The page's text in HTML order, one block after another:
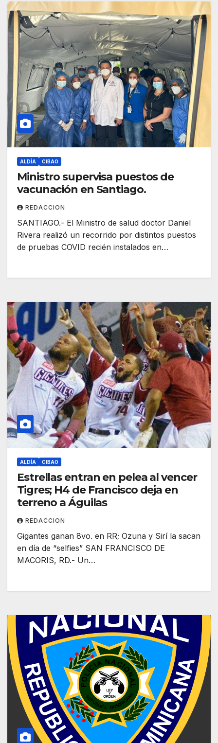
ALDÍA CIBAO
Ministro supervisa puestos de
vacunación en Santiago.
REDACCION
SANTIAGO.- El Ministro de salud doctor Daniel
Rivera realizó un recorrido por distintos puestos
de pruebas COVID recién instalados en…
ALDÍA CIBAO
Estrellas entran en pelea al vencer
Tigres; H4 de Francisco deja en
terreno a Águilas
REDACCION
Gigantes ganan 8vo. en RR; Ozuna y Sirí la sacan
en día de “selfies” SAN FRANCISCO DE
MACORIS, RD.- Un…